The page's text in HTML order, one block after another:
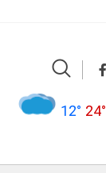
12° 24°